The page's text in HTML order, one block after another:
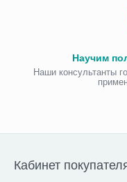
Научим
Наши консультанты
Кабинет